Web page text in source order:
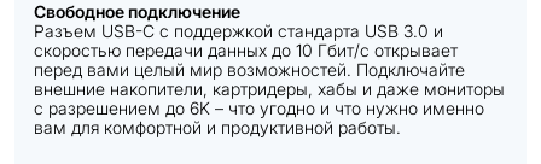
Свободное подключение
Разъем USB-C с поддержкой стандарта USB 3.0 и
скоростью передачи данных до 10 Гбит/с открывает
перед вами целый мир возможностей. Подключайте
внешние накопители, картридеры, хабы и даже мониторы
с разрешением до 6K – что угодно и что нужно именно
вам для комфортной и продуктивной работы.